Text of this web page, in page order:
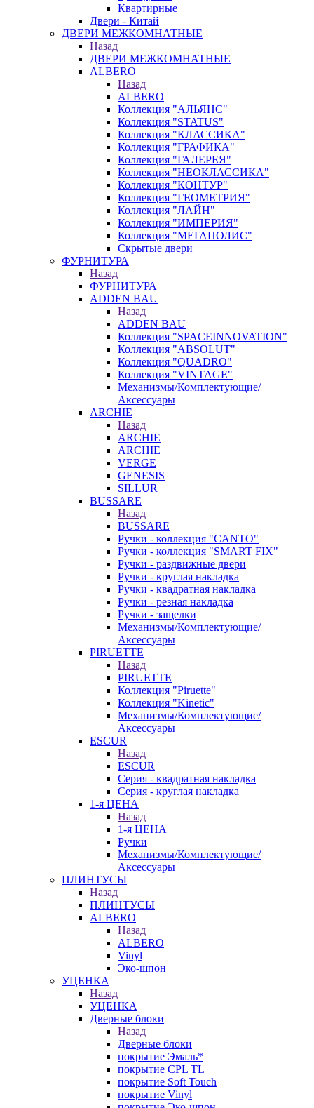
Квартирные
Двери - Китай
ДВЕРИ МЕЖКОМНАТНЫЕ
Назад
ДВЕРИ МЕЖКОМНАТНЫЕ
ALBERO
Назад
ALBERO
Коллекция "АЛЬЯНС"
Коллекция "STATUS"
Коллекция "КЛАССИКА"
Коллекция "ГРАФИКА"
Коллекция "ГАЛЕРЕЯ"
Коллекция "НЕОКЛАССИКА"
Коллекция "КОНТУР"
Коллекция "ГЕОМЕТРИЯ"
Коллекция "ЛАЙН"
Коллекция "ИМПЕРИЯ"
Коллекция "МЕГАПОЛИС"
Скрытые двери
ФУРНИТУРА
Назад
ФУРНИТУРА
ADDEN BAU
Назад
ADDEN BAU
Коллекция "SPACEINNOVATION"
Коллекция "ABSOLUT"
Коллекция "QUADRO"
Коллекция "VINTAGE"
Механизмы/Комплектующие/
Аксессуары
ARCHIE
Назад
ARCHIE
ARCHIE
VERGE
GENESIS
SILLUR
BUSSARE
Назад
BUSSARE
Ручки - коллекция "CANTO"
Ручки - коллекция "SMART FIX"
Ручки - раздвижные двери
Ручки - круглая накладка
Ручки - квадратная накладка
Ручки - резная накладка
Ручки - защелки
Механизмы/Комплектующие/
Аксессуары
PIRUETTE
Назад
PIRUETTE
Коллекция "Piruette"
Коллекция "Kinetic"
Механизмы/Комплектующие/
Аксессуары
ESCUR
Назад
ESCUR
Серия - квадратная накладка
Серия - круглая накладка
1-я ЦЕНА
Назад
1-я ЦЕНА
Ручки
Механизмы/Комплектующие/
Аксессуары
ПЛИНТУСЫ
Назад
ПЛИНТУСЫ
ALBERO
Назад
ALBERO
Vinyl
Эко-шпон
УЦЕНКА
Назад
УЦЕНКА
Дверные блоки
Назад
Дверные блоки
покрытие Эмаль*
покрытие CPL TL
покрытие Soft Touch
покрытие Vinyl